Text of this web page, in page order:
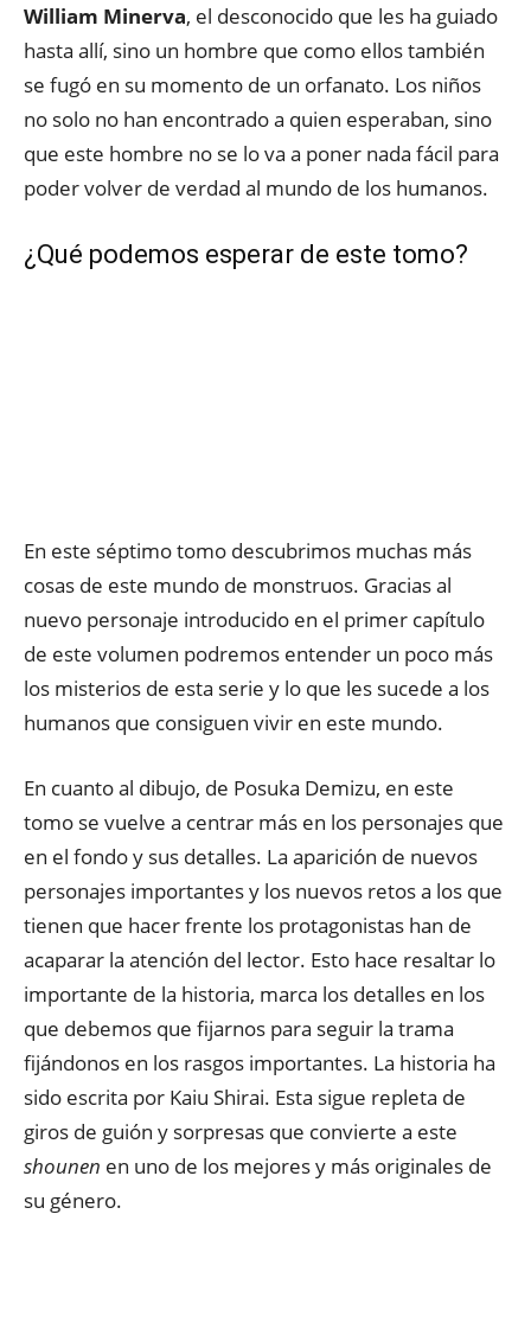
William Minerva, el desconocido que les ha guiado
hasta allí, sino un hombre que como ellos también
se fugó en su momento de un orfanato. Los niños
no solo no han encontrado a quien esperaban, sino
que este hombre no se lo va a poner nada fácil para
poder volver de verdad al mundo de los humanos.
¿Qué podemos esperar de este tomo?
En este séptimo tomo descubrimos muchas más
cosas de este mundo de monstruos. Gracias al
nuevo personaje introducido en el primer capítulo
de este volumen podremos entender un poco más
los misterios de esta serie y lo que les sucede a los
humanos que consiguen vivir en este mundo.
En cuanto al dibujo, de Posuka Demizu, en este
tomo se vuelve a centrar más en los personajes que
en el fondo y sus detalles. La aparición de nuevos
personajes importantes y los nuevos retos a los que
tienen que hacer frente los protagonistas han de
acaparar la atención del lector. Esto hace resaltar lo
importante de la historia, marca los detalles en los
que debemos que fijarnos para seguir la trama
fijándonos en los rasgos importantes. La historia ha
sido escrita por Kaiu Shirai. Esta sigue repleta de
giros de guión y sorpresas que convierte a este
shounen en uno de los mejores y más originales de
su género.